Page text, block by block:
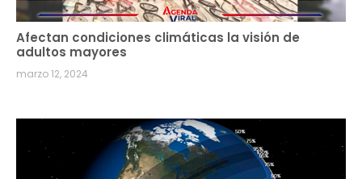
Afectan condiciones climáticas la visión de
adultos mayores
marzo 12, 2024